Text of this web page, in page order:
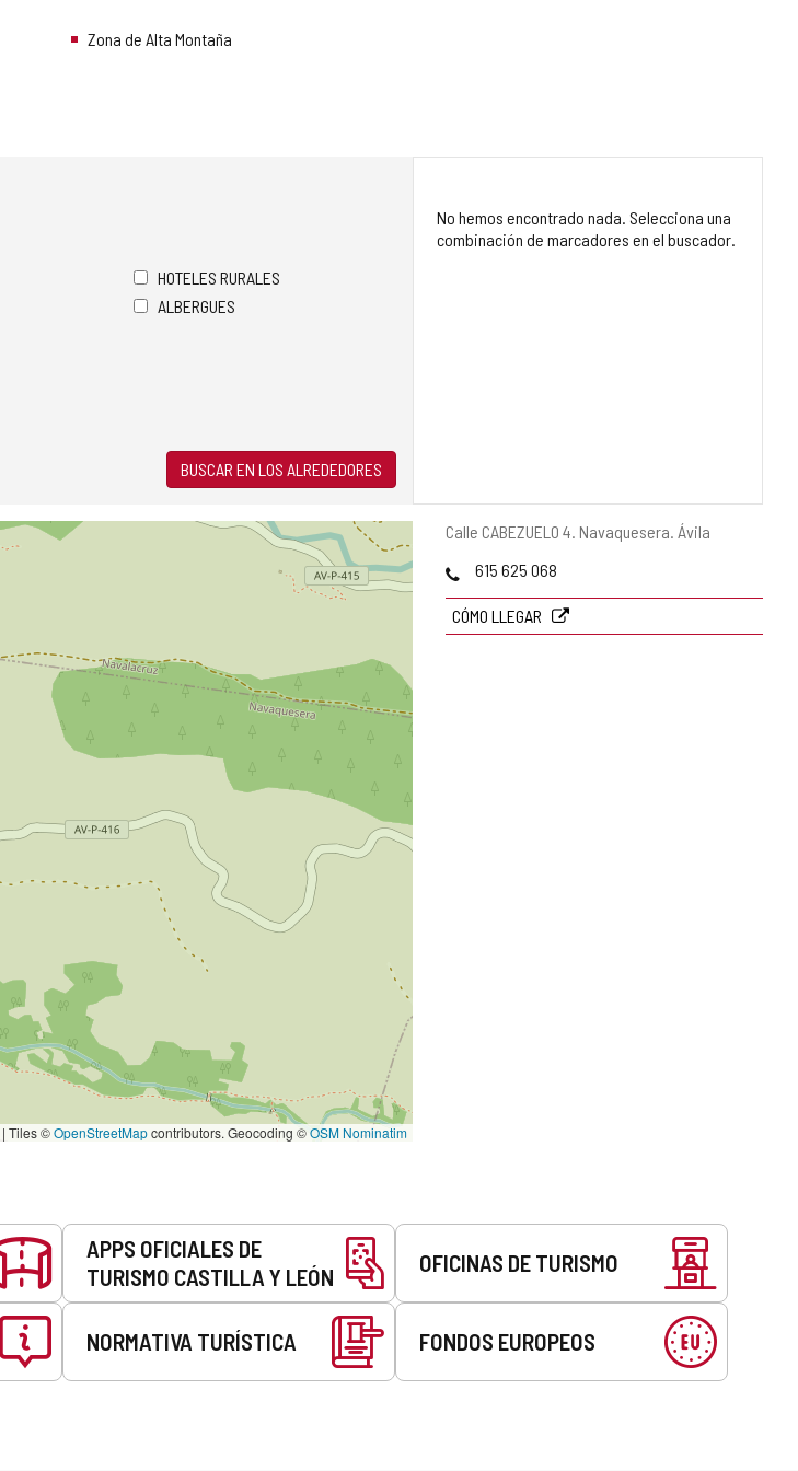
Zona de Alta Montaña
Dirección
Calle CABEZUELO 4. Navaquesera. Ávila
Teléfonos
615 625 068
CÓMO LLEGAR
HOTELES RURALES
ALBERGUES
BUSCAR EN LOS ALREDEDORES
No hemos encontrado nada. Selecciona una
combinación de marcadores en el buscador.
| Tiles ©OpenStreetMapcontributors. Geocoding ©OSM Nominatim
APPS OFICIALES DE
TURISMO CASTILLA Y LEÓN
OFICINAS DE TURISMO
NORMATIVA TURÍSTICA FONDOS EUROPEOS